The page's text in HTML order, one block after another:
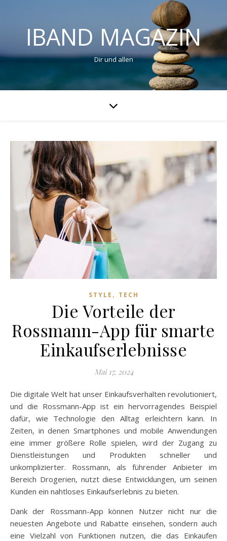
IBAND MAGAZIN
Dir und allen
STYLE , TECH
Die Vorteile der
Rossmann-App für smarte
Einkaufserlebnisse
Mai 17, 2024
Die digitale Welt hat unser Einkaufsverhalten revolutioniert,
und die Rossmann-App ist ein hervorragendes Beispiel
dafür, wie Technologie den Alltag erleichtern kann. In
Zeiten, in denen Smartphones und mobile Anwendungen
eine immer größere Rolle spielen, wird der Zugang zu
Dienstleistungen und Produkten schneller und
unkomplizierter. Rossmann, als führender Anbieter im
Bereich Drogerien, nutzt diese Entwicklungen, um seinen
Kunden ein nahtloses Einkaufserlebnis zu bieten.
Dank der Rossmann-App können Nutzer nicht nur die
neuesten Angebote und Rabatte einsehen, sondern auch
eine Vielzahl von Funktionen nutzen, die das Einkaufen